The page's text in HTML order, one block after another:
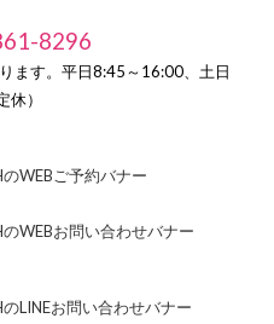
8296
ます。平日8:45～16:00、土日
）